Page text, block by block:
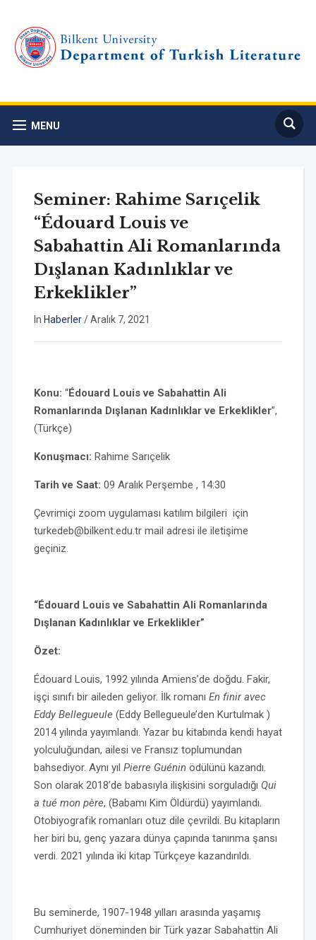
MENU
Seminer: Rahime Sarıçelik
“Édouard Louis ve
Sabahattin Ali Romanlarında
Dışlanan Kadınlıklar ve
Erkeklikler”
In Haberler/Aralık 7, 2021
Konu: “Édouard Louis ve Sabahattin Ali
Romanlarında Dışlanan Kadınlıklar ve Erkeklikler”,
(Türkçe)
Konuşmacı: Rahime Sarıçelik
Tarih ve Saat: 09 Aralık Perşembe , 14:30
Çevrimiçi zoom uygulaması katılım bilgileri için
turkedeb@bilkent.edu.tr mail adresi ile iletişime
geçiniz.
“Édouard Louis ve Sabahattin Ali Romanlarında
Dışlanan Kadınlıklar ve Erkeklikler”
Özet:
Édouard Louis, 1992 yılında Amiens’de doğdu. Fakir,
işçi sınıfı bir aileden geliyor. İlk romanı En finir avec
Eddy Bellegueule (Eddy Bellegueule’den Kurtulmak )
2014 yılında yayımlandı. Yazar bu kitabında kendi hayat
yolculuğundan, ailesi ve Fransız toplumundan
bahsediyor. Aynı yıl Pierre Guéninödülünü kazandı.
Son olarak 2018’de babasıyla ilişkisini sorguladığı Qui
a tué mon père, (Babamı Kim Öldürdü) yayımlandı.
Otobiyografik romanları otuz dile çevrildi. Bu kitapların
her biri bu, genç yazara dünya çapında tanınma şansı
verdi. 2021 yılında iki kitap Türkçeye kazandırıldı.
Bu seminerde, 1907-1948 yılları arasında yaşamış
Cumhuriyet döneminden bir Türk yazar Sabahattin Ali